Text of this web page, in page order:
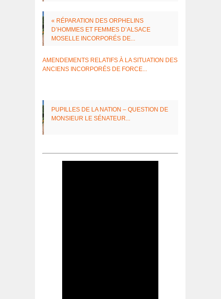
« RÉPA­RA­TION DES ORPHE­LINS
D’HOMMES ET FEMMES D’AL­SACE
MOSELLE INCOR­PO­RÉS DE...
AMEN­DE­MENTS RELA­TIFS À LA SITUA­TION DES
ANCIENS INCOR­PO­RÉS DE FORCE...
PUPILLES DE LA NATION – QUES­TION DE
MONSIEUR LE SÉNA­TEUR...